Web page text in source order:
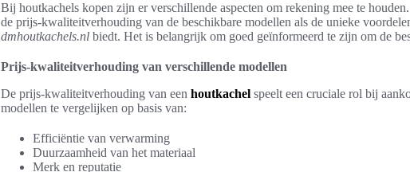
Bij houtkachels kopen zijn er verschillende aspecten om rekening mee te
de prijs-kwaliteitverhouding van de beschikbare modellen als de unieke
dmhoutkachels.nl biedt. Het is belangrijk om goed geïnformeerd te zijn om de
Prijs-kwaliteitverhouding van verschillende modellen
De prijs-kwaliteitverhouding van een houtkachel speelt een cruciale rol bij
modellen te vergelijken op basis van:
Efficiëntie van verwarming
Duurzaamheid van het materiaal
Merk en reputatie